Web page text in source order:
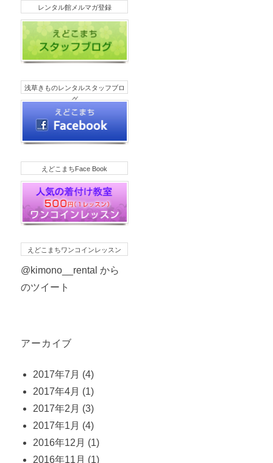
レンタル館メルマガ登録
浅草きものレンタルスタッフブロ
グ
えどこまちFace Book
えどこまちワンコインレッスン
@kimono__rental から
のツイート
アーカイブ
2017年7月 (4)
2017年4月 (1)
2017年2月 (3)
2017年1月 (4)
2016年12月 (1)
2016年11月 (1)